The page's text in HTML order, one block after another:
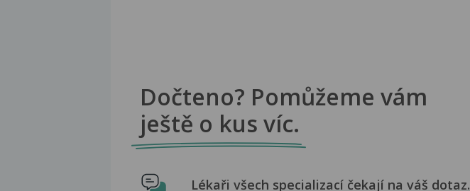
Dočteno? Pomůžeme vám
ještě o kus víc.
Lékaři všech specializací čekají na váš dotaz.